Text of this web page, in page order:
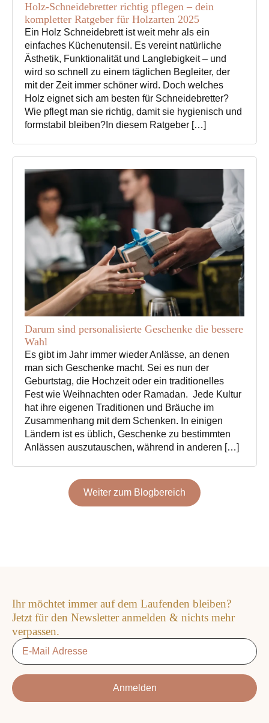
Holz-Schneidebretter richtig pflegen – dein
kompletter Ratgeber für Holzarten 2025
Ein Holz Schneidebrett ist weit mehr als ein
einfaches Küchenutensil. Es vereint natürliche
Ästhetik, Funktionalität und Langlebigkeit – und
wird so schnell zu einem täglichen Begleiter, der
mit der Zeit immer schöner wird. Doch welches
Holz eignet sich am besten für Schneidebretter?
Wie pflegt man sie richtig, damit sie hygienisch und
formstabil bleiben?In diesem Ratgeber […]
Darum sind personalisierte Geschenke die bessere
Wahl
Es gibt im Jahr immer wieder Anlässe, an denen
man sich Geschenke macht. Sei es nun der
Geburtstag, die Hochzeit oder ein traditionelles
Fest wie Weihnachten oder Ramadan. Jede Kultur
hat ihre eigenen Traditionen und Bräuche im
Zusammenhang mit dem Schenken. In einigen
Ländern ist es üblich, Geschenke zu bestimmten
Anlässen auszutauschen, während in anderen […]
Weiter zum Blogbereich
Ihr möchtet immer auf dem Laufenden bleiben?
Jetzt für den Newsletter anmelden & nichts mehr
verpassen.
Email
Anmelden